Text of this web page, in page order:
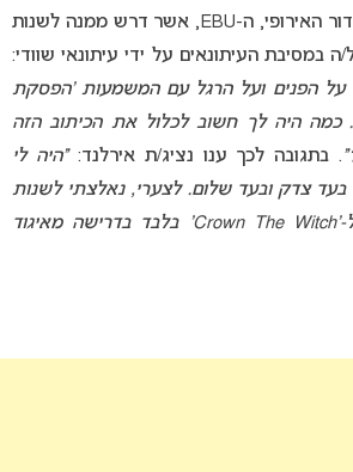
התחרות של איגוד השידור האירופי, ה-EBU, אשר דרש ממנה לשנות
במסיבת העיתונאים על ידי עיתונאי שוודי:
“בחרת בכיתוב Ogham על הפנים ועל הרגל עם המשמעות ‘הפסקת
כמה היה לך חשוב לכלול את הכיתוב הזה
. בתגובה לכך ענו נציג/ת אירלנד:“היה לי
צדק ובעד שלום. לצערי, נאלצתי לשנות
את המסר הזה היום ל-‘Crown The Witch’ בלבד בדרישה מאיגוד